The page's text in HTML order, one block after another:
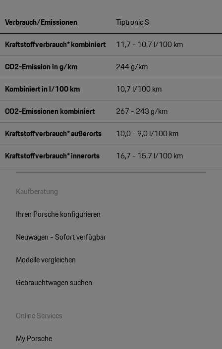
Verbrauch/Emissionen
Tiptronic S
Kraftstoffverbrauch* kombiniert
11,7 - 10,7 l/100 km
CO2-Emission in g/km
244 g/km
Kombiniert in l/100 km
10,7 l/100 km
CO2-Emissionen kombiniert
267 - 243 g/km
Kraftstoffverbrauch* außerorts
10,0 - 9,0 l/100 km
Kraftstoffverbrauch* innerorts
16,7 - 15,7 l/100 km
Kaufberatung
Ihren Porsche konfigurieren
Neuwagen - Sofort verfügbar
Modelle vergleichen
Gebrauchtwagen suchen
Online Services
My Porsche